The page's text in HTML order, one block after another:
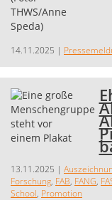
14.11.2025 |
13.11.2025 |
Forschung, FAB, FANG,
School, Promotion